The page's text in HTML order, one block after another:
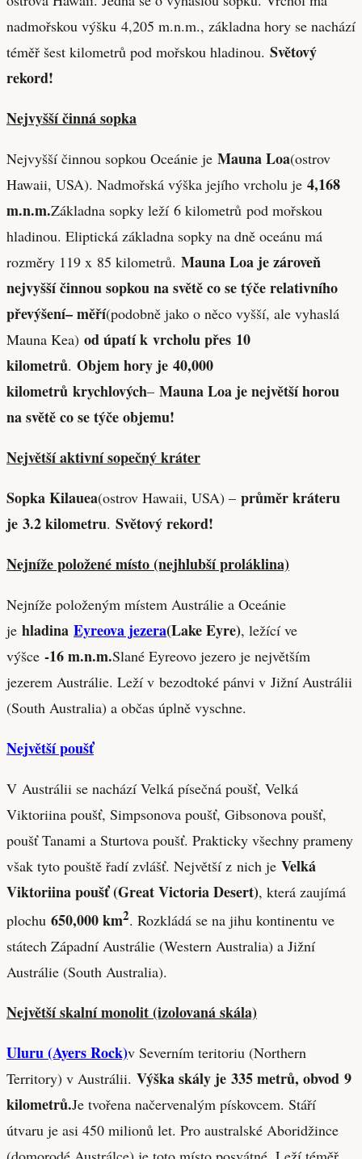
nadmořskou výšku 4,205 m.n.m., základna hory se nachází
téměř šest kilometrů pod mořskou hladinou. Světový
rekord!
Nejvyšší činná sopka
Nejvyšší činnou sopkou Oceánie je Mauna Loa(ostrov
Hawaii, USA). Nadmořská výška jejího vrcholu je 4,168
m.n.m.Základna sopky leží 6 kilometrů pod mořskou
hladinou. Eliptická základna sopky na dně oceánu má
rozměry 119 x 85 kilometrů. Mauna Loa je zároveň
nejvyšší činnou sopkou na světě co se týče relativního
převýšení– měří(podobně jako o něco vyšší, ale vyhaslá
Mauna Kea) od úpatí k vrcholu přes 10
kilometrů. Objem hory je 40,000
kilometrů krychlových– Mauna Loa je největší horou
na světě co se týče objemu!
Největší aktivní sopečný kráter
Sopka Kilauea(ostrov Hawaii, USA) – průměr kráteru
je 3.2 kilometru. Světový rekord!
Nejníže položené místo (nejhlubší proláklina)
Nejníže položeným místem Austrálie a Oceánie
je hladina Eyreova jezera(Lake Eyre), ležící ve
výšce -16 m.n.m.Slané Eyreovo jezero je největším
jezerem Austrálie. Leží v bezodtoké pánvi v Jižní Austrálii
(South Australia) a občas úplně vyschne.
Největší poušť
V Austrálii se nachází Velká písečná poušť, Velká
Viktoriina poušť, Simpsonova poušť, Gibsonova poušť,
poušť Tanami a Sturtova poušť. Prakticky všechny prameny
však tyto pouště řadí zvlášť. Největší z nich je Velká
Viktoriina poušť (Great Victoria Desert), která zaujímá
plochu 650,000 km2. Rozkládá se na jihu kontinentu ve
státech Západní Austrálie (Western Australia) a Jižní
Austrálie (South Australia).
Největší skalní monolit (izolovaná skála)
Uluru (Ayers Rock)v Severním teritoriu (Northern
Territory) v Austrálii. Výška skály je 335 metrů, obvod 9
kilometrů.Je tvořena načervenalým pískovcem. Stáří
útvaru je asi 450 milionů let. Pro australské Aboridžince